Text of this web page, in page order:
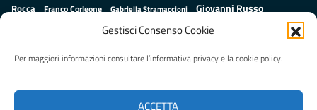
Gestisci Consenso Cookie
Per maggiori informazioni consultare l’informativa privacy e la cookie policy.
ACCETTA
Rocca
Franco Corleone Gabriella Stramaccioni Giovanni Russo
Giuseppe Emanuele Cangemi Istruzione e cultura
Mauro
Palma ministero della Giustizia Minori Misure
Regione Lazio
Salute Samuele Ciambriello